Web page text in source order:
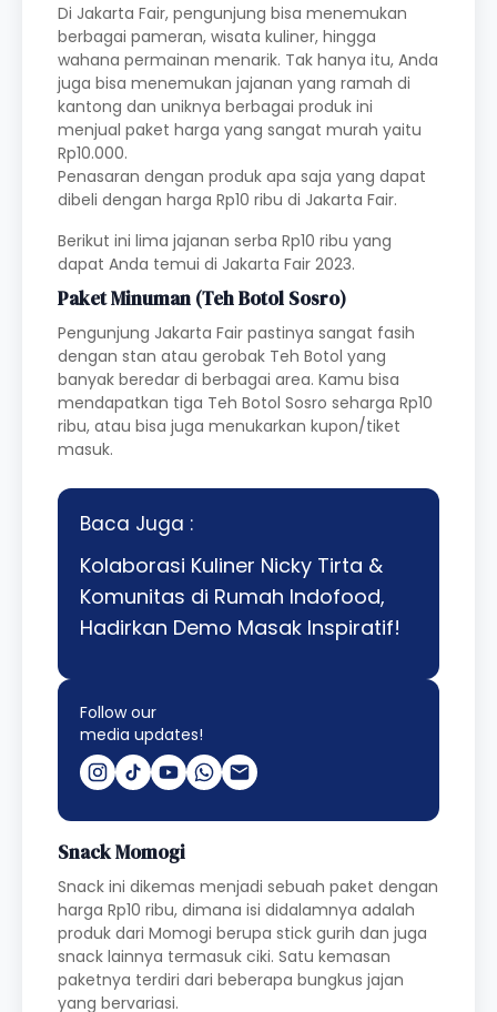
Di Jakarta Fair, pengunjung bisa menemukan
berbagai pameran, wisata kuliner, hingga
wahana permainan menarik. Tak hanya itu, Anda
juga bisa menemukan jajanan yang ramah di
kantong dan uniknya berbagai produk ini
menjual paket harga yang sangat murah yaitu
Rp10.000.
Penasaran dengan produk apa saja yang dapat
dibeli dengan harga Rp10 ribu di Jakarta Fair.
Berikut ini lima jajanan serba Rp10 ribu yang
dapat Anda temui di Jakarta Fair 2023.
Paket Minuman (Teh Botol Sosro)
Pengunjung Jakarta Fair pastinya sangat fasih
dengan stan atau gerobak Teh Botol yang
banyak beredar di berbagai area. Kamu bisa
mendapatkan tiga Teh Botol Sosro seharga Rp10
ribu, atau bisa juga menukarkan kupon/tiket
masuk.
Baca Juga :
Kolaborasi Kuliner Nicky Tirta &
Komunitas di Rumah Indofood,
Hadirkan Demo Masak Inspiratif!
Follow our
media updates!
Snack Momogi
Snack ini dikemas menjadi sebuah paket dengan
harga Rp10 ribu, dimana isi didalamnya adalah
produk dari Momogi berupa stick gurih dan juga
snack lainnya termasuk ciki. Satu kemasan
paketnya terdiri dari beberapa bungkus jajan
yang bervariasi.